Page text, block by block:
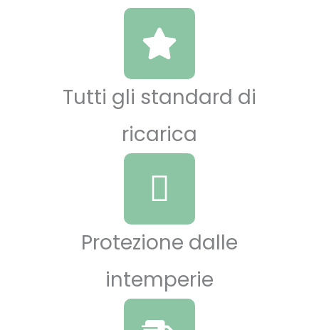
Tutti gli standard di
ricarica
Protezione dalle
intemperie